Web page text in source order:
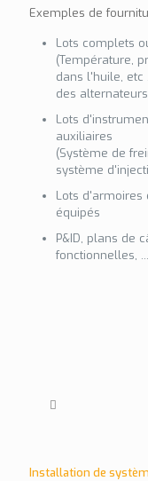
Exemples de
Lots complets
(Température,
dans l'huile,
des
Lots
auxiliaires
(Système de
système
Lots
équipés
P&ID, plans de
fonctionnelles, ...
Installation de